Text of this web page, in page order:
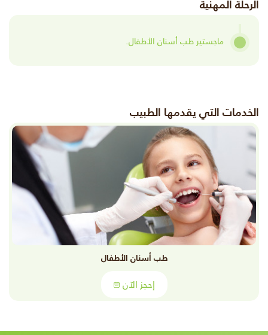
الرحلة المهنية
ماجستير طب أسنان الأطفال.
الخدمات التي يقدمها الطبيب
طب أسنان الأطفال
إحجز الآن